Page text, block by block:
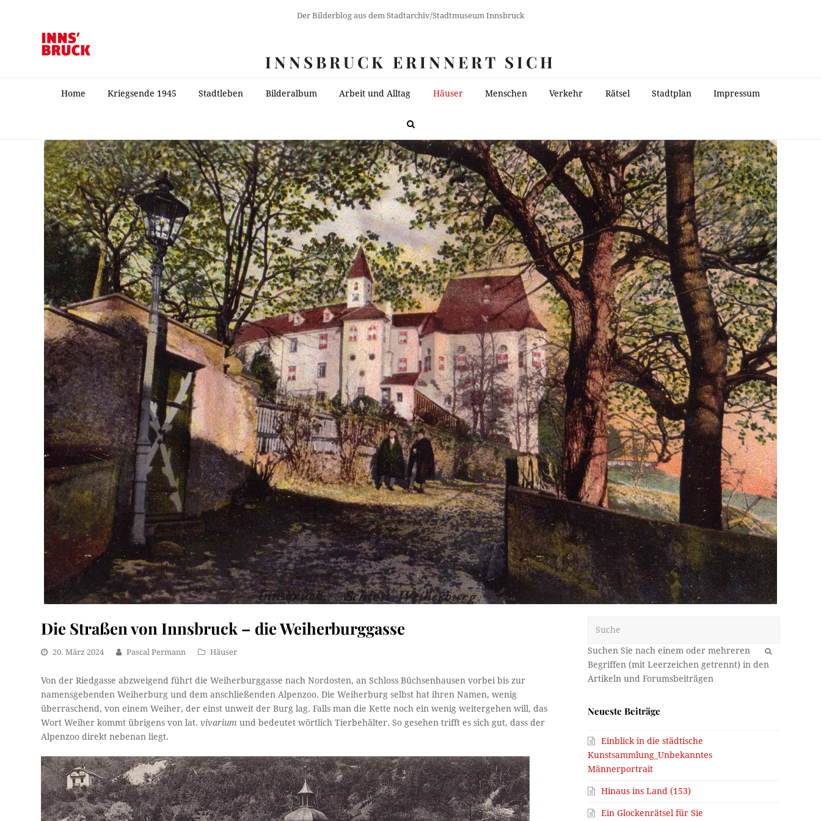
Der Bilderblog aus dem Stadtarchiv/Stadtmuseum Innsbruck
INNSBRUCK ERINNERT SICH
Home Kriegsende 1945 Stadtleben Bilderalbum Arbeit und Alltag Häuser Menschen Verkehr Rätsel Stadtplan Impressum
Die Straßen von Innsbruck – die Weiherburggasse
20. März 2024 Pascal Permann Häuser
Von der Riedgasse abzweigend führt die Weiherburggasse nach Nordosten, an Schloss Büchsenhausen vorbei bis zur
namensgebenden Weiherburg und dem anschließenden Alpenzoo. Die Weiherburg selbst hat ihren Namen, wenig
überraschend, von einem Weiher, der einst unweit der Burg lag. Falls man die Kette noch ein wenig weitergehen will, das
Wort Weiher kommt übrigens von lat.vivariumund bedeutet wörtlich Tierbehälter. So gesehen trifft es sich gut, dass der
Alpenzoo direkt nebenan liegt.
OK
Neueste Beiträge
Einblick in die städtische
Kunstsammlung_Unbekanntes
Männerportrait
Hinaus ins Land (153)
Ein Glockenrätsel für Sie